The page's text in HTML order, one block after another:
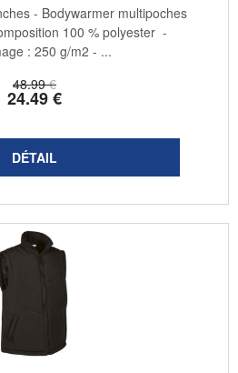
48.99 €
24.49€
- Bodywarmer multipoches
100 % polyester -
: 250 g/m2 - ...